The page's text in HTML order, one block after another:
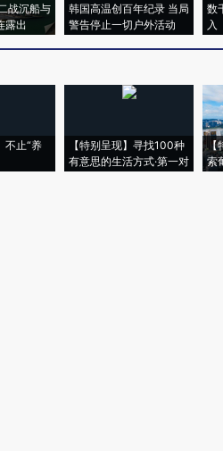
战沉船与
露出
韩国高温创百年纪录 当局
警告停止一切户外活动
数
入
不止“养
【特别呈现】寻找100种
有意思的生活方式·第一对
【
索